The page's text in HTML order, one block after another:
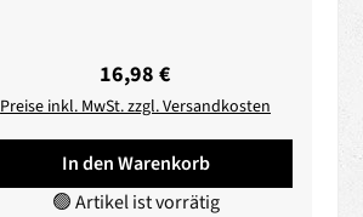
Regulärer Preis:
16,98 €
Preise inkl. MwSt. zzgl. Versandkosten
In den Warenkorb
🟢 Artikel ist vorrätig